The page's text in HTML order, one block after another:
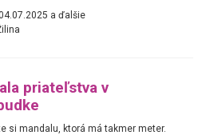
a ďalšie
priateľstva v
si mandalu, ktorá má takmer meter.